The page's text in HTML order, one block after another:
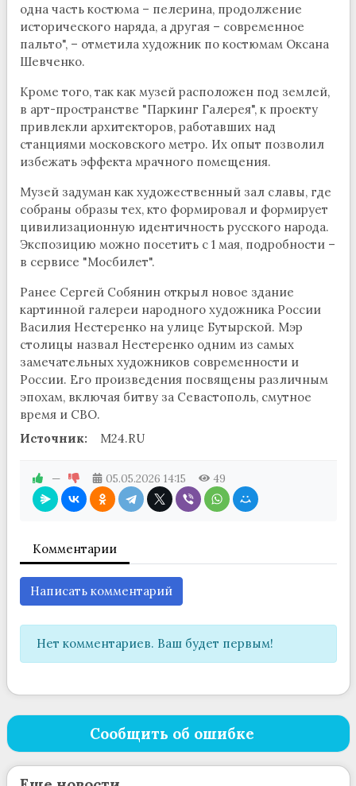
одна часть костюма – пелерина, продолжение
исторического наряда, а другая – современное
пальто", – отметила художник по костюмам Оксана
Шевченко.
Кроме того, так как музей расположен под землей,
в арт-пространстве "Паркинг Галерея", к проекту
привлекли архитекторов, работавших над
станциями московского метро. Их опыт позволил
избежать эффекта мрачного помещения.
Музей задуман как художественный зал славы, где
собраны образы тех, кто формировал и формирует
цивилизационную идентичность русского народа.
Экспозицию можно посетить с 1 мая, подробности –
в сервисе "Мосбилет".
Ранее Сергей Собянин открыл новое здание
картинной галереи народного художника России
Василия Нестеренко на улице Бутырской. Мэр
столицы назвал Нестеренко одним из самых
замечательных художников современности и
России. Его произведения посвящены различным
эпохам, включая битву за Севастополь, смутное
время и СВО.
Источник:
M24.RU
— 05.05.2026 14:15 49
Комментарии
Написать комментарий
Нет комментариев. Ваш будет первым!
Сообщить об ошибке